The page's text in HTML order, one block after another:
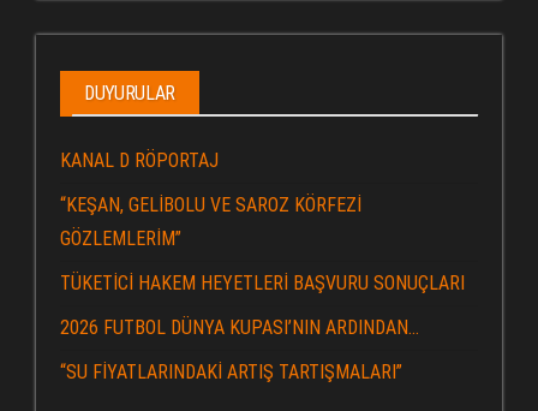
DUYURULAR
KANAL D RÖPORTAJ
“KEŞAN, GELİBOLU VE SAROZ KÖRFEZİ
GÖZLEMLERİM”
TÜKETİCİ HAKEM HEYETLERİ BAŞVURU SONUÇLARI
2026 FUTBOL DÜNYA KUPASI’NIN ARDINDAN…
“SU FİYATLARINDAKİ ARTIŞ TARTIŞMALARI”